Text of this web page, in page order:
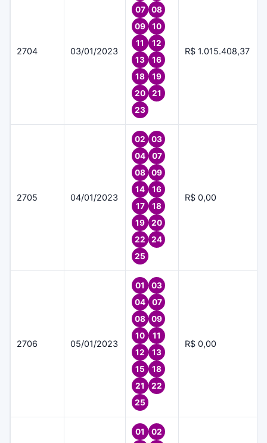
2704 03/01/2023
07
08
09
10
11
12
13
16
18
19
20
21
23
R$ 1.015.408,37
2705 04/01/2023
02
03
04
07
08
09
14
16
17
18
19
20
22
24
25
R$ 0,00
2706 05/01/2023
01
03
04
07
08
09
10
11
12
13
15
18
21
22
25
R$ 0,00
01
02